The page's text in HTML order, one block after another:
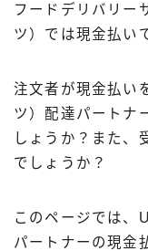
フードデリバリ
飲食店として出店
Uber Eats加盟
Uber Eats出店
サービスから探す
フードデリバリー
ツ）では現金払い
注文者が現金払い
ツ）配達パートナ
しょうか？また、
でしょうか？
このページでは、
パートナーの現金